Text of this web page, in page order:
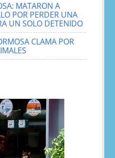
MATARON A
POR PERDER UNA
UN SOLO DETENIDO
CLAMA POR